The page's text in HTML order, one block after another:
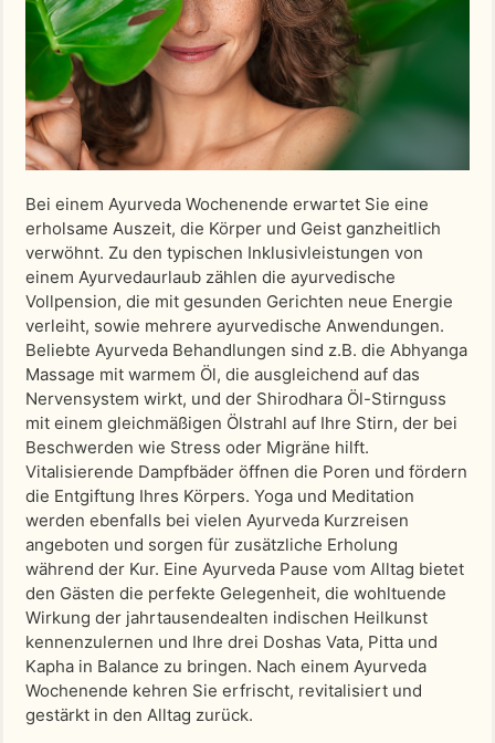
Bei einem Ayurveda Wochenende erwartet Sie eine
erholsame Auszeit, die Körper und Geist ganzheitlich
verwöhnt. Zu den typischen Inklusivleistungen von
einem Ayurvedaurlaub zählen die ayurvedische
Vollpension, die mit gesunden Gerichten neue Energie
verleiht, sowie mehrere ayurvedische Anwendungen.
Beliebte Ayurveda Behandlungen sind z.B. die Abhyanga
Massage mit warmem Öl, die ausgleichend auf das
Nervensystem wirkt, und der Shirodhara Öl-Stirnguss
mit einem gleichmäßigen Ölstrahl auf Ihre Stirn, der bei
Beschwerden wie Stress oder Migräne hilft.
Vitalisierende Dampfbäder öffnen die Poren und fördern
die Entgiftung Ihres Körpers. Yoga und Meditation
werden ebenfalls bei vielen Ayurveda Kurzreisen
angeboten und sorgen für zusätzliche Erholung
während der Kur. Eine Ayurveda Pause vom Alltag bietet
den Gästen die perfekte Gelegenheit, die wohltuende
Wirkung der jahrtausendealten indischen Heilkunst
kennenzulernen und Ihre drei Doshas Vata, Pitta und
Kapha in Balance zu bringen. Nach einem Ayurveda
Wochenende kehren Sie erfrischt, revitalisiert und
gestärkt in den Alltag zurück.